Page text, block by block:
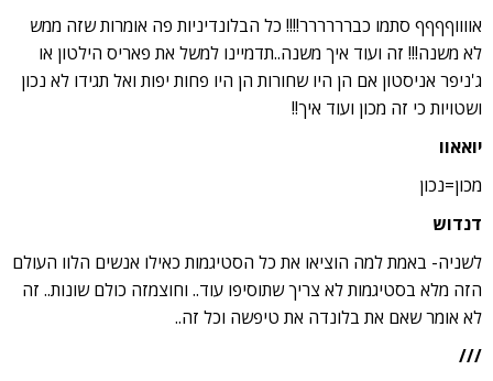
אווווףףףף סתמו כברררררר!!!! כל הבלונדיניות פה אומרות שזה ממש
לא משנה!!! זה ועוד איך משנה..תדמיינו למשל את פאריס הילטון או
ג'ניפר אניסטון אם הן היו שחורות הן היו פחות יפות ואל תגידו לא נכון
ושטויות כי זה מכון ועוד איך!!
יואאוו
מכון=נכון
דנדוש
לשניה- באמת למה הוציאו את כל הסטיגמות כאילו אנשים הלוו העולם
הזה מלא בסטיגמות לא צריך שתוסיפו עוד.. וחוצמזה כולם שונות.. זה
לא אומר שאם את בלונדה את טיפשה וכל זה..
///